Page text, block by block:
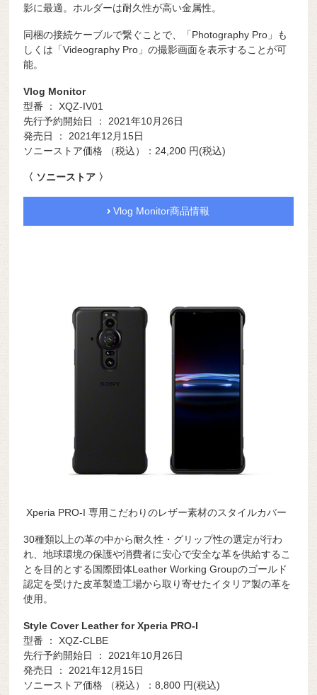
影に最適。ホルダーは耐久性が高い金属性。
同梱の接続ケーブルで繋ぐことで、「Photography Pro」も
しくは「Videography Pro」の撮影画面を表示することが可
能。
Vlog Monitor
型番 ： XQZ-IV01
先行予約開始日 ： 2021年10月26日
発売日 ： 2021年12月15日
ソニーストア価格 （税込）：24,200 円(税込)
〈 ソニーストア 〉
Vlog Monitor商品情報
Xperia PRO-I 専用こだわりのレザー素材のスタイルカバー
30種類以上の革の中から耐久性・グリップ性の選定が行わ
れ、地球環境の保護や消費者に安心で安全な革を供給するこ
とを目的とする国際団体Leather Working Groupのゴールド
認定を受けた皮革製造工場から取り寄せたイタリア製の革を
使用。
Style Cover Leather for Xperia PRO-I
型番 ： XQZ-CLBE
先行予約開始日 ： 2021年10月26日
発売日 ： 2021年12月15日
ソニーストア価格 （税込）：8,800 円(税込)